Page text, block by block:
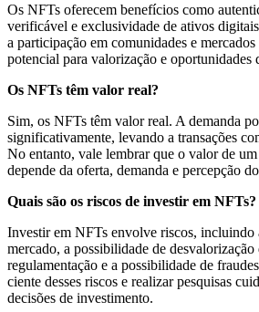
Os NFTs oferecem benefícios como
verificável e exclusividade de ativos
a participação em comunidades e
potencial para valorização e oportunidades
Os NFTs têm valor real?
Sim, os NFTs têm valor real. A demanda
significativamente, levando a transações
No entanto, vale lembrar que o valor de
depende da oferta, demanda e percepção
Quais são os riscos de investir em NFTs?
Investir em NFTs envolve riscos, incluindo
mercado, a possibilidade de
regulamentação e a possibilidade de
ciente desses riscos e realizar pesquisas
decisões de investimento.